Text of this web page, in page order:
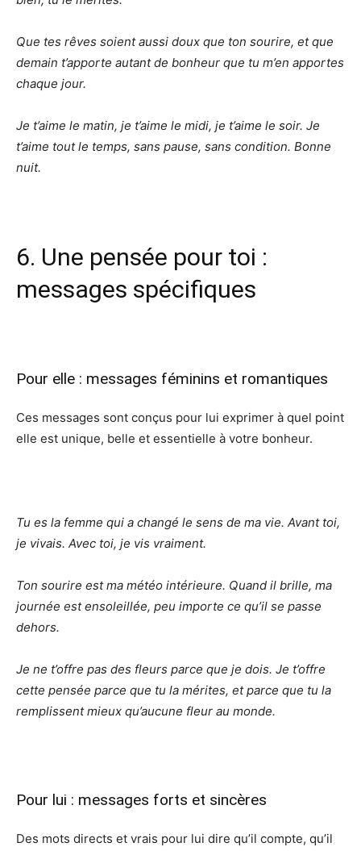
Que tes rêves soient aussi doux que ton sourire, et que
demain t’apporte autant de bonheur que tu m’en apportes
chaque jour.
Je t’aime le matin, je t’aime le midi, je t’aime le soir. Je
t’aime tout le temps, sans pause, sans condition. Bonne
nuit.
6. Une pensée pour toi :
messages spécifiques
Pour elle : messages féminins et romantiques
Ces messages sont conçus pour lui exprimer à quel point
elle est unique, belle et essentielle à votre bonheur.
Tu es la femme qui a changé le sens de ma vie. Avant toi,
je vivais. Avec toi, je vis vraiment.
Ton sourire est ma météo intérieure. Quand il brille, ma
journée est ensoleillée, peu importe ce qu’il se passe
dehors.
Je ne t’offre pas des fleurs parce que je dois. Je t’offre
cette pensée parce que tu la mérites, et parce que tu la
remplissent mieux qu’aucune fleur au monde.
Pour lui : messages forts et sincères
Des mots directs et vrais pour lui dire qu’il compte, qu’il